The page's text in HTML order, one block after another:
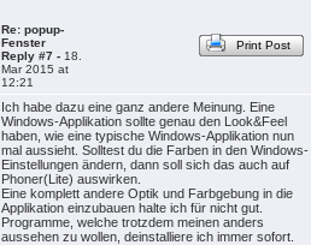
Re: popup-
Fenster
Reply #7 - 18.
Mar 2015 at
12:21
Print Post
Ich habe dazu eine ganz andere Meinung. Eine
Windows-Applikation sollte genau den Look&Feel
haben, wie eine typische Windows-Applikation nun
mal aussieht. Solltest du die Farben in den Windows-
Einstellungen ändern, dann soll sich das auch auf
Phoner(Lite) auswirken.
Eine komplett andere Optik und Farbgebung in die
Applikation einzubauen halte ich für nicht gut.
Programme, welche trotzdem meinen anders
aussehen zu wollen, deinstalliere ich immer sofort.